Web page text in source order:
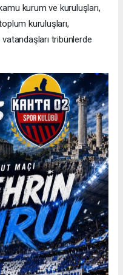
kurum ve kuruluşları,
kuruluşları,
tribünlerde